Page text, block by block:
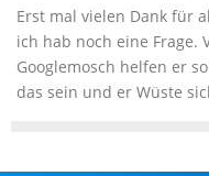
Erst mal vielen Dank für
ich hab noch eine Frage.
Googlemosch helfen er
das sein und er Wüste